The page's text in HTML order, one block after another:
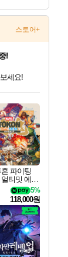
스토어+
요!
요!
세요!
보세요!
요!
!
세요!
파이팅
티밋 에디
구매 MARV
Fighting S
Edition
5%
118,000원